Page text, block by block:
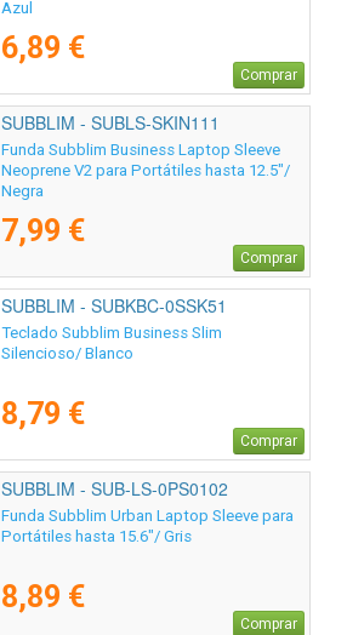
Azul
6,89 €
Comprar
SUBBLIM - SUBLS-SKIN111
Funda Subblim Business Laptop Sleeve
Neoprene V2 para Portátiles hasta 12.5"/
Negra
7,99 €
Comprar
SUBBLIM - SUBKBC-0SSK51
Teclado Subblim Business Slim
Silencioso/ Blanco
8,79 €
Comprar
SUBBLIM - SUB-LS-0PS0102
Funda Subblim Urban Laptop Sleeve para
Portátiles hasta 15.6"/ Gris
8,89 €
Comprar